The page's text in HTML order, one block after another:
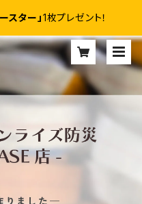
スター」1枚プレゼント！
りました─